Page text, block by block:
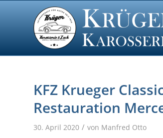
KFZ Krueger
Restauration
30. April 2020 / von Manfred Otto